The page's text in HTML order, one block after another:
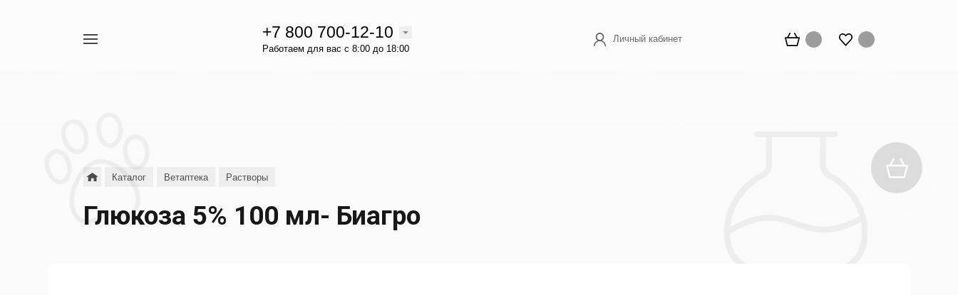
+7 800 700-12-10
Работаем для вас с 8:00 до 18:00
Личный кабинет
Каталог Ветаптека Растворы
Глюкоза 5% 100 мл- Биагро